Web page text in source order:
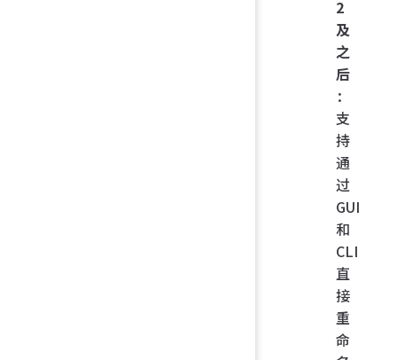
2
及
之
后
：
支
持
通
过
GUI
和
CLI
直
接
重
命